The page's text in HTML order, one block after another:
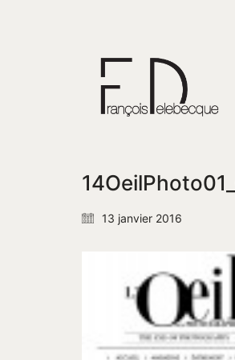
13 janvier 2016